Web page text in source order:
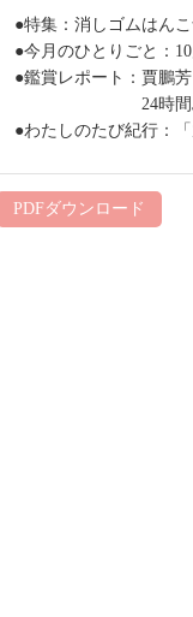
●特集：消しゴムはん
●今月のひとりごと：
●鑑賞レポート：賈鵬芳
24時
●わたしのたび紀行：
PDFダウンロード